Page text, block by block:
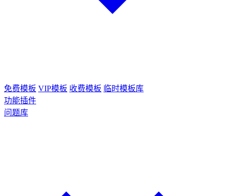
免费模板 VIP模板 收费模板 临时模板库
功能插件
问题库